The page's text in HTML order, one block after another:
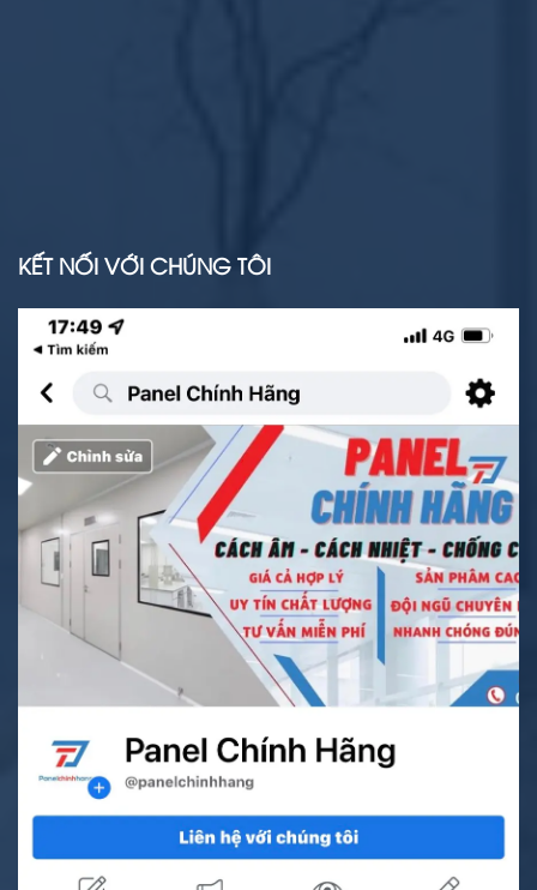
KẾT NỐI VỚI CHÚNG TÔI